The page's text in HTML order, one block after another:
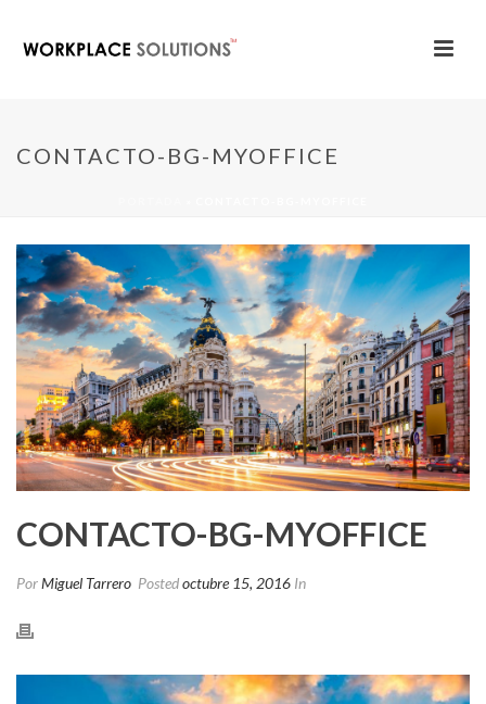
CONTACTO-BG-MYOFFICE
CONTACTO-BG-MYOFFICE
PorMiguel Tarrero Postedoctubre 15, 2016 In